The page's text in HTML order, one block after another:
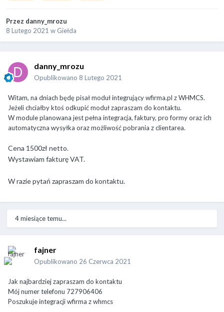
Przez danny_mrozu
8 Lutego 2021 w Giełda
danny_mrozu
Opublikowano 8 Lutego 2021
Witam, na dniach będę pisał moduł integrujący wfirma.pl z WHMCS.
Jeżeli chciałby ktoś odkupić moduł zapraszam do kontaktu.
W module planowana jest pełna integracja, faktury, pro formy oraz ich
automatyczna wysyłka oraz możliwość pobrania z clientarea.
Cena 1500zł netto.
Wystawiam fakturę VAT.
W razie pytań zapraszam do kontaktu.
4 miesiące temu...
fajner
Opublikowano 26 Czerwca 2021
Jak najbardziej zapraszam do kontaktu
Mój numer telefonu 727906406
Poszukuje integracji wfirma z whmcs